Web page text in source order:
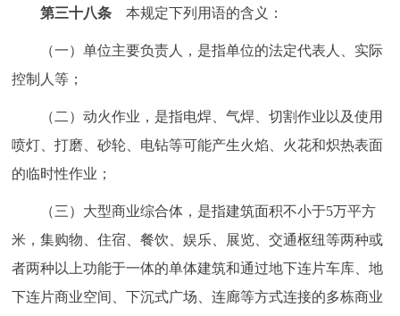
第三十八条 本规定下列用语的含义：
（一）单位主要负责人，是指单位的法定代表人、实际
控制人等；
（二）动火作业，是指电焊、气焊、切割作业以及使用
喷灯、打磨、砂轮、电钻等可能产生火焰、火花和炽热表面
的临时性作业；
（三）大型商业综合体，是指建筑面积不小于5万平方
米，集购物、住宿、餐饮、娱乐、展览、交通枢纽等两种或
者两种以上功能于一体的单体建筑和通过地下连片车库、地
下连片商业空间、下沉式广场、连廊等方式连接的多栋商业